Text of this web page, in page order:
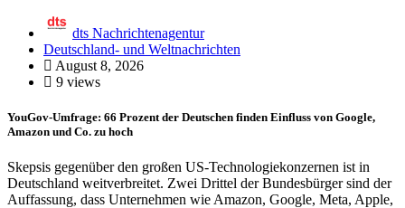
dts Nachrichtenagentur
Deutschland- und Weltnachrichten
August 8, 2026
9 views
YouGov-Umfrage: 66 Prozent der Deutschen finden Einfluss von Google,
Amazon und Co. zu hoch
Skepsis gegenüber den großen US-Technologiekonzernen ist in
Deutschland weitverbreitet. Zwei Drittel der Bundesbürger sind der
Auffassung, dass Unternehmen wie Amazon, Google, Meta, Apple,